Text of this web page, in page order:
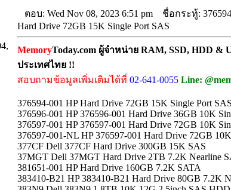
ตอบ: Wed Nov 08, 2023 6:51 pm
ชื่อกระทู้:
Hard Drive 72GB 15K Single Port SAS
MemoryToday.com ผู้จำหน่าย RAM, SSD, HDD &
ประเทศไทย !!
สอบถามข้อมูลเพิ่มเติมได้ที่ 02-641-0055 Line:
376594-001 HP Hard Drive 72GB 15K Single Port SAS
376596-001 HP 376596-001 Hard Drive 36GB 10K
376597-001 HP 376597-001 Hard Drive 72GB 10K
376597-001-NL HP 376597-001 Hard Drive 72GB
377CF Dell 377CF Hard Drive 300GB 15K SAS
37MGT Dell 37MGT Hard Drive 2TB 7.2K Nearline
381651-001 HP Hard Drive 160GB 7.2K SATA
383410-B21 HP 383410-B21 Hard Drive 80GB 7.2K